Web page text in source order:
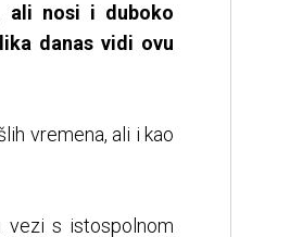
ali nosi i duboko
danas vidi ovu
vremena, ali i kao
vezi s istospolnom